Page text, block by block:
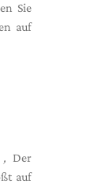
Sie
auf
, Der
auf